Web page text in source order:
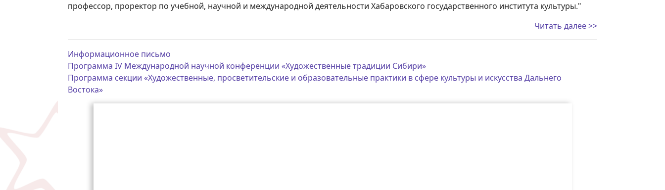
профессор, проректор по учебной, научной и международной деятельности Хабаровского государственного института культуры."
Читать далее >>
Информационное письмо
Программа IV Международной научной конференции «Художественные традиции Сибири»
Программа секции «Художественные, просветительские и образовательные практики в сфере культуры и искусства Дальнего
Востока»